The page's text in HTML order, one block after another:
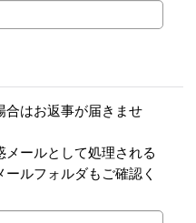
合はお返事が届きませ
メールとして処理される
ルフォルダもご確認く